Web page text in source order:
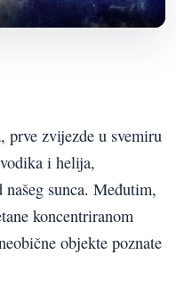
prve zvijezde u svemiru
i helija,
sunca. Međutim,
koncentriranom
objekte poznate